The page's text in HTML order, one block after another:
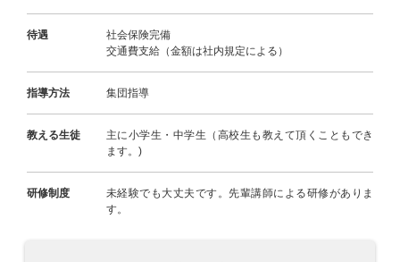
待遇
社会保険完備
交通費支給（金額は社内規定による）
指導方法 集団指導
教える生徒
主に小学生・中学生（高校生も教えて頂くこともでき
ます。)
研修制度
未経験でも大丈夫です。先輩講師による研修がありま
す。